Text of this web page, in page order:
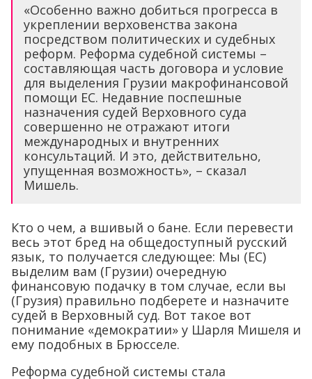
«Особенно важно добиться прогресса в
укреплении верховенства закона
посредством политических и судебных
реформ. Реформа судебной системы –
составляющая часть договора и условие
для выделения Грузии макрофинансовой
помощи ЕС. Недавние поспешные
назначения судей Верховного суда
совершенно не отражают итоги
международных и внутренних
консультаций. И это, действительно,
упущенная возможность», – сказал
Мишель.
Кто о чем, а вшивый о бане. Если перевести
весь этот бред на общедоступный русский
язык, то получается следующее: Мы (ЕС)
выделим вам (Грузии) очередную
финансовую подачку в том случае, если вы
(Грузия) правильно подберете и назначите
судей в Верховный суд. Вот такое вот
понимание «демократии» у Шарля Мишеля и
ему подобных в Брюсселе.
Реформа судебной системы стала